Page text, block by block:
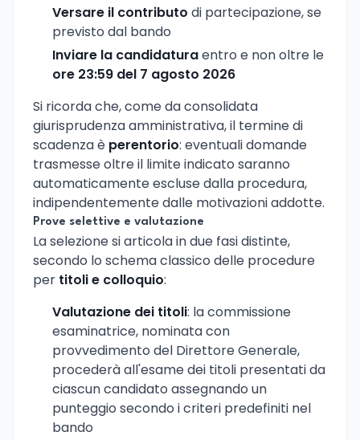
Versare il contributo di partecipazione, se
previsto dal bando
Inviare la candidaturaentro e non oltre le
ore 23:59 del 7 agosto 2026
Si ricorda che, come da consolidata
giurisprudenza amministrativa, il termine di
scadenza è perentorio: eventuali domande
trasmesse oltre il limite indicato saranno
automaticamente escluse dalla procedura,
indipendentemente dalle motivazioni addotte.
Prove selettive e valutazione
La selezione si articola in due fasi distinte,
secondo lo schema classico delle procedure
per titoli e colloquio:
Valutazione dei titoli: la commissione
esaminatrice, nominata con
provvedimento del Direttore Generale,
procederà all'esame dei titoli presentati da
ciascun candidato assegnando un
punteggio secondo i criteri predefiniti nel
bando